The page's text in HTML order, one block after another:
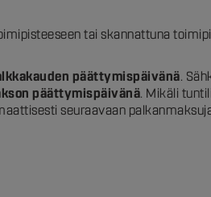
tai skannattuna
päättymispäivänä.
päättymispäivänä. Mikäli
seuraavaan